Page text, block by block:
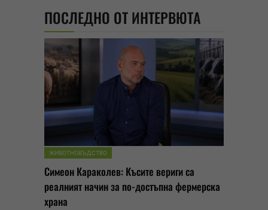
ПОСЛЕДНО ОТ ИНТЕРВЮТА
ЖИВОТНОВЪДСТВО
Симеон Караколев: Късите вериги са
реалният начин за по-достъпна фермерска
храна